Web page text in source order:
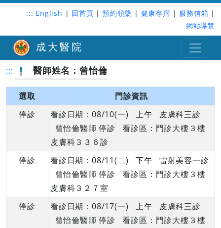
::: English | 回首頁 | 預約領藥 | 健康存摺 | 服務信箱 |
網站導覽
成大醫院
::: 醫師姓名：曾怡倫
選取
門診資訊
停診
看診日期：08/10(一) 上午 皮膚科三診
曾怡倫醫師 停診 看診區：門診大樓３樓
皮膚科３３６診
停診
看診日期：08/11(二) 下午 雷射美容一診
曾怡倫醫師 停診 看診區：門診大樓３樓
皮膚科３２７室
停診
看診日期：08/17(一) 上午 皮膚科三診
曾怡倫醫師 停診 看診區：門診大樓３樓